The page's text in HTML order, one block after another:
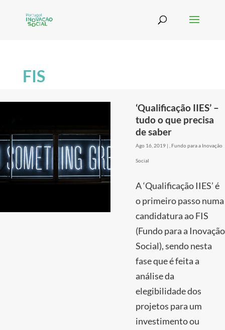
FIS
‘Qualificação IIES’ –
tudo o que precisa
de saber
Ago 16, 2019 | Fundo para a Inovação
Social
A ‘Qualificação IIES’ é
o primeiro passo numa
candidatura ao FIS
(Fundo para a Inovação
Social), sendo nesta
fase que é feita a
análise da
elegibilidade dos
projetos para um
investimento ou